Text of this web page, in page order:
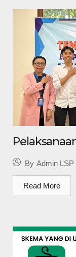
By Admin
Read More